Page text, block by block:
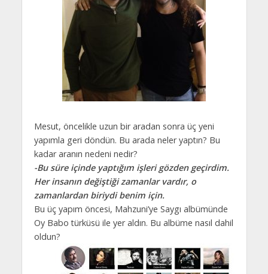
Mesut, öncelikle uzun bir aradan sonra üç yeni
yapımla geri döndün. Bu arada neler yaptın? Bu
kadar aranın nedeni nedir?
-Bu süre içinde yaptığım işleri gözden geçirdim.
Her insanın değiştiği zamanlar vardır, o
zamanlardan biriydi benim için.
Bu üç yapım öncesi, Mahzuni’ye Saygı albümünde
Oy Babo türküsü ile yer aldın. Bu albüme nasıl dahil
oldun?